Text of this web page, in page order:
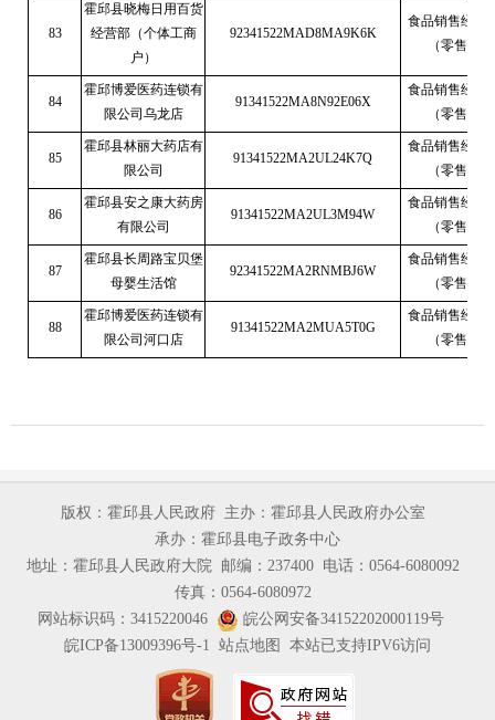
83
霍邱县晓梅日用百货
经营部（个体工商
户）
92341522MAD8MA9K6K
食品销售经营
（零售）
84
霍邱博爱医药连锁有
限公司乌龙店
91341522MA8N92E06X
食品销售经营
（零售）
85
霍邱县林丽大药店有
限公司
91341522MA2UL24K7Q
食品销售经营
（零售）
86
霍邱县安之康大药房
有限公司
91341522MA2UL3M94W
食品销售经营
（零售）
87
霍邱县长周路宝贝堡
母婴生活馆
92341522MA2RNMBJ6W
食品销售经营
（零售）
88
霍邱博爱医药连锁有
限公司河口店
91341522MA2MUA5T0G
食品销售经营
（零售）
版权：霍邱县人民政府 主办：霍邱县人民政府办公室
承办：霍邱县电子政务中心
地址：霍邱县人民政府大院 邮编：237400 电话：0564-6080092
传真：0564-6080972
网站标识码：3415220046
皖公网安备34152202000119号
皖ICP备13009396号-1 站点地图 本站已支持IPV6访问